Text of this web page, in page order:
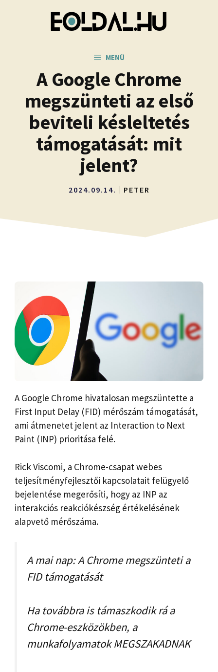
MENÜ
A Google Chrome
megszünteti az első
beviteli késleltetés
támogatását: mit
jelent?
2024.09.14. PETER
A Google Chrome hivatalosan megszüntette a
First Input Delay (FID) mérőszám támogatását,
ami átmenetet jelent az Interaction to Next
Paint (INP) prioritása felé.
Rick Viscomi, a Chrome-csapat webes
teljesítményfejlesztői kapcsolatait felügyelő
bejelentése megerősíti, hogy az INP az
interakciós reakciókészség értékelésének
alapvető mérőszáma.
A mai nap: A Chrome megszünteti a
FID támogatását
Ha továbbra is támaszkodik rá a
Chrome-eszközökben, a
munkafolyamatok MEGSZAKADNAK